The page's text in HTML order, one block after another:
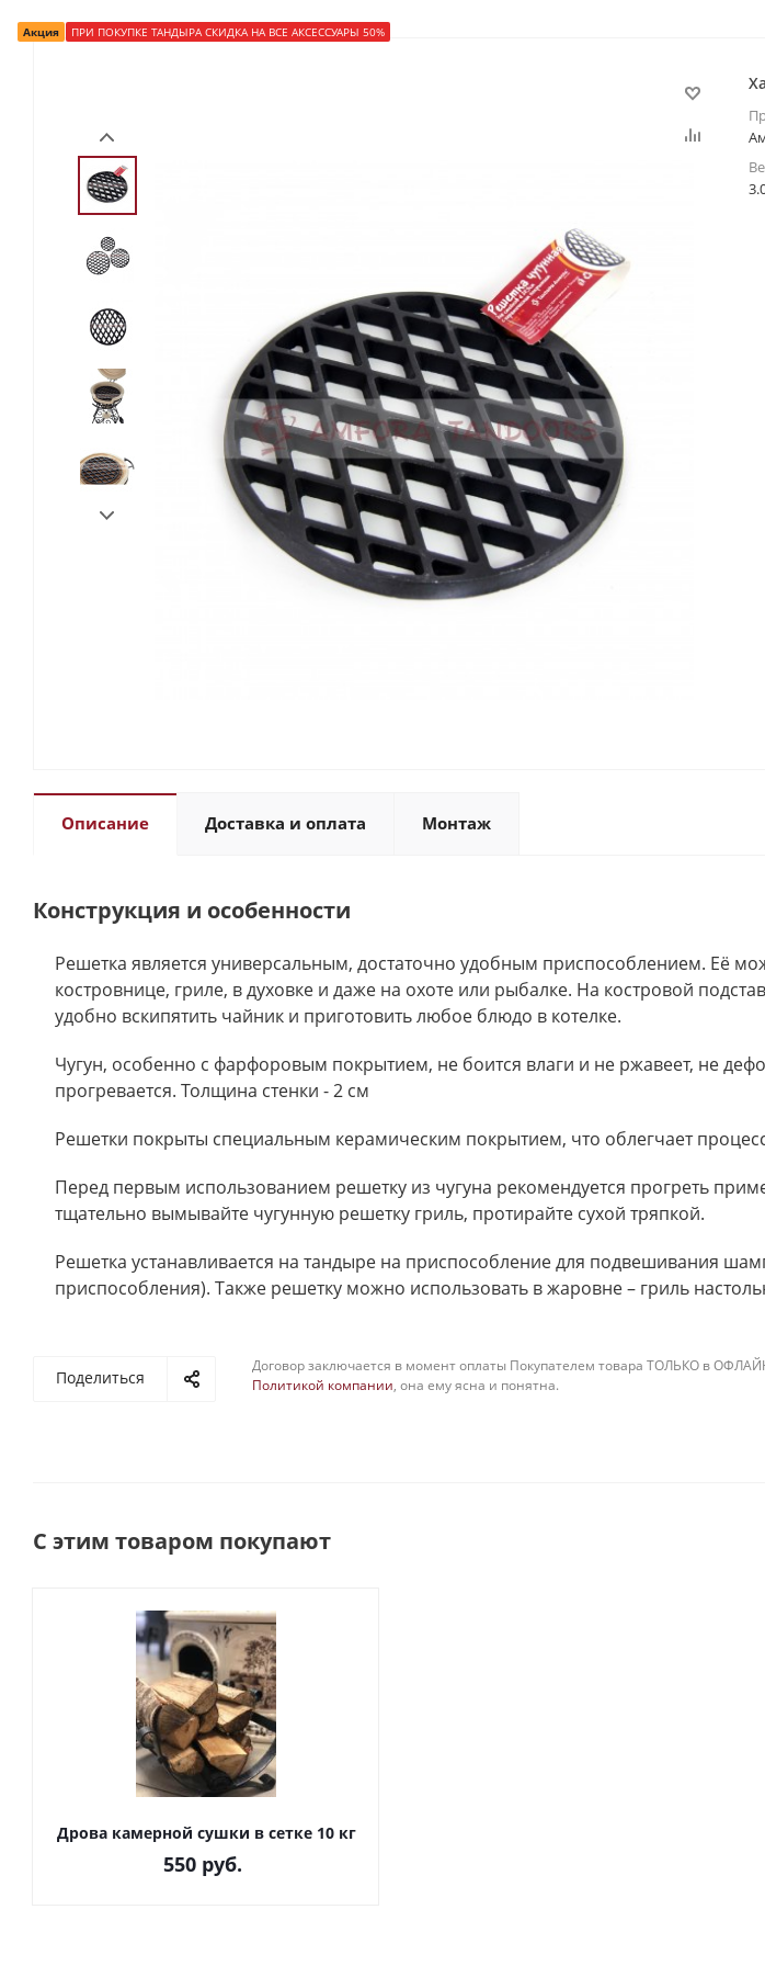
Акция ПРИ ПОКУПКЕ ТАНДЫРА СКИДКА НА ВСЕ АКСЕССУАРЫ 50%
Описание Доставка и оплата Монтаж
Конструкция и особенности
Решетка является универсальным, достаточно удобным приспособлением. Её
костровнице, гриле, в духовке и даже на охоте или рыбалке. На костровой
удобно вскипятить чайник и приготовить любое блюдо в котелке.
Чугун, особенно с фарфоровым покрытием, не боится влаги и не ржавеет, не
прогревается. Толщина стенки - 2 см
Решетки покрыты специальным керамическим покрытием, что облегчает
Перед первым использованием решетку из чугуна рекомендуется прогреть
тщательно вымывайте чугунную решетку гриль, протирайте сухой тряпкой.
Решетка устанавливается на тандыре на приспособление для подвешивания
приспособления). Также решетку можно использовать в жаровне – гриль
Поделиться
Договор заключается в момент оплаты Покупателем товара ТОЛЬКО в
Политикой компании, она ему ясна и понятна.
С этим товаром покупают
Дрова камерной сушки в сетке 10 кг
550руб.